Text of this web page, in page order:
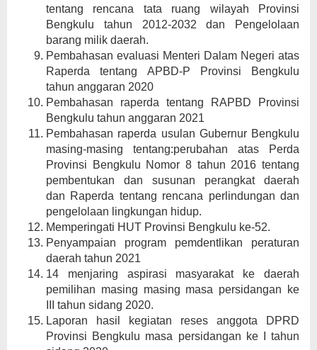
tentang rencana tata ruang wilayah Provinsi
Bengkulu tahun 2012-2032 dan Pengelolaan
barang milik daerah.
Pembahasan evaluasi Menteri Dalam Negeri atas
Raperda tentang APBD-P Provinsi Bengkulu
tahun anggaran 2020
Pembahasan raperda tentang RAPBD Provinsi
Bengkulu tahun anggaran 2021
Pembahasan raperda usulan Gubernur Bengkulu
masing-masing tentang:perubahan atas Perda
Provinsi Bengkulu Nomor 8 tahun 2016 tentang
pembentukan dan susunan perangkat daerah
dan Raperda tentang rencana perlindungan dan
pengelolaan lingkungan hidup.
Memperingati HUT Provinsi Bengkulu ke-52.
Penyampaian program pemdentlikan peraturan
daerah tahun 2021
14 menjaring aspirasi masyarakat ke daerah
pemilihan masing masing masa persidangan ke
III tahun sidang 2020.
Laporan hasil kegiatan reses anggota DPRD
Provinsi Bengkulu masa persidangan ke I tahun